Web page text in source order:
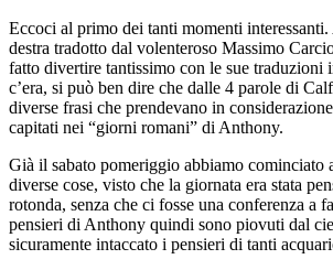
Eccoci al primo dei tanti momenti
destra tradotto dal volenteroso Massimo
fatto divertire tantissimo con le sue traduzioni
c’era, si può ben dire che dalle 4 parole di
diverse frasi che prendevano in
capitati nei “giorni romani” di Anthony.
Già il sabato pomeriggio abbiamo cominciato
diverse cose, visto che la giornata era stata
rotonda, senza che ci fosse una conferenza a
pensieri di Anthony quindi sono piovuti dal
sicuramente intaccato i pensieri di tanti